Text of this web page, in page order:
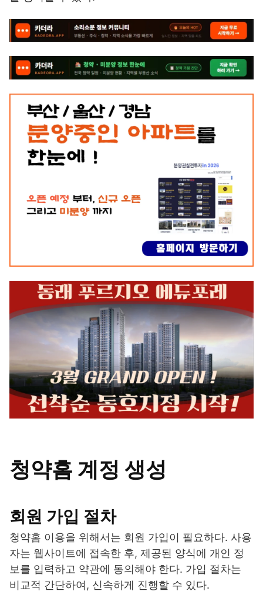
청약홈 계정 생성
회원 가입 절차
청약홈 이용을 위해서는 회원 가입이 필요하다. 사용
자는 웹사이트에 접속한 후, 제공된 양식에 개인 정
보를 입력하고 약관에 동의해야 한다. 가입 절차는
비교적 간단하여, 신속하게 진행할 수 있다.